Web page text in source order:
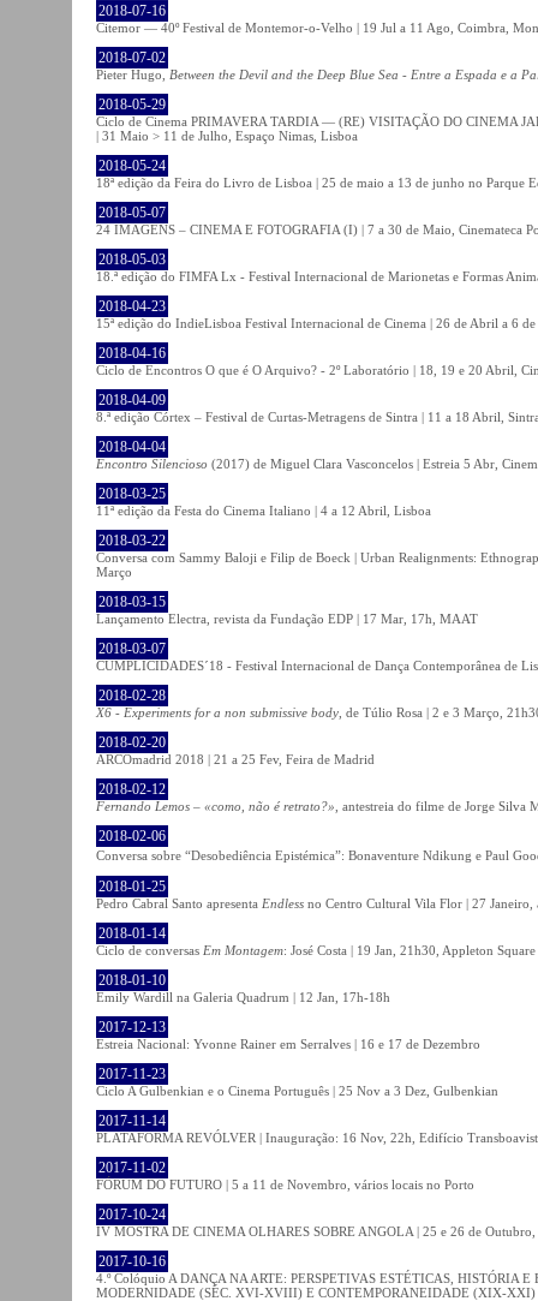
2018-07-16
Citemor — 40º Festival de Montemor-o-Velho | 19 Jul a 11 Ago, Coimbra,
2018-07-02
Pieter Hugo, Between the Devil and the Deep Blue Sea - Entre a Espada e a
2018-05-29
Ciclo de Cinema PRIMAVERA TARDIA — (RE) VISITAÇÃO DO CINEMA
| 31 Maio > 11 de Julho, Espaço Nimas, Lisboa
2018-05-24
18ª edição da Feira do Livro de Lisboa | 25 de maio a 13 de junho no Parque
2018-05-07
24 IMAGENS – CINEMA E FOTOGRAFIA (I) | 7 a 30 de Maio, Cinemateca
2018-05-03
18.ª edição do FIMFA Lx - Festival Internacional de Marionetas e Formas
2018-04-23
15ª edição do IndieLisboa Festival Internacional de Cinema | 26 de Abril a 6
2018-04-16
Ciclo de Encontros O que é O Arquivo? - 2º Laboratório | 18, 19 e 20 Abril,
2018-04-09
8.ª edição Córtex – Festival de Curtas-Metragens de Sintra | 11 a 18 Abril,
2018-04-04
Encontro Silencioso (2017) de Miguel Clara Vasconcelos | Estreia 5 Abr,
2018-03-25
11ª edição da Festa do Cinema Italiano | 4 a 12 Abril, Lisboa
2018-03-22
Conversa com Sammy Baloji e Filip de Boeck | Urban Realignments:
Março
2018-03-15
Lançamento Electra, revista da Fundação EDP | 17 Mar, 17h, MAAT
2018-03-07
CUMPLICIDADES´18 - Festival Internacional de Dança Contemporânea de
2018-02-28
X6 - Experiments for a non submissive body , de Túlio Rosa | 2 e 3 Março,
2018-02-20
ARCOmadrid 2018 | 21 a 25 Fev, Feira de Madrid
2018-02-12
Fernando Lemos – «como, não é retrato?» , antestreia do filme de Jorge Silva
2018-02-06
Conversa sobre “Desobediência Epistémica”: Bonaventure Ndikung e Paul
2018-01-25
Pedro Cabral Santo apresenta Endless no Centro Cultural Vila Flor | 27 Janeiro,
2018-01-14
Ciclo de conversas Em Montagem: José Costa | 19 Jan, 21h30, Appleton Square
2018-01-10
Emily Wardill na Galeria Quadrum | 12 Jan, 17h-18h
2017-12-13
Estreia Nacional: Yvonne Rainer em Serralves | 16 e 17 de Dezembro
2017-11-23
Ciclo A Gulbenkian e o Cinema Português | 25 Nov a 3 Dez, Gulbenkian
2017-11-14
PLATAFORMA REVÓLVER | Inauguração: 16 Nov, 22h, Edifício
2017-11-02
FÓRUM DO FUTURO | 5 a 11 de Novembro, vários locais no Porto
2017-10-24
IV MOSTRA DE CINEMA OLHARES SOBRE ANGOLA | 25 e 26 de
2017-10-16
4.º Colóquio A DANÇA NA ARTE: PERSPETIVAS ESTÉTICAS, HISTÓRIA
MODERNIDADE (SÉC. XVI-XVIII) E CONTEMPORANEIDADE (XIX-XXI)